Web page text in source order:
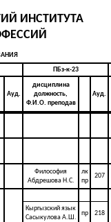
ИНСТИТУТА
ПБз-к-23
Ауд.
дисциплина
должность,
Ф.И.О. преподав
Ауд.
Философия
Абдрешова Н.С.
лк
пр
207
Кыргызский язык
Сасыкулова А.Ш.
пр 218